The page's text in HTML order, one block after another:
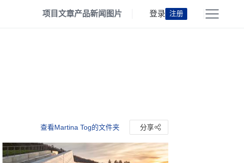
项目文章产品新闻 图片 登录 注册
查看Martina Tog的文件夹 分享